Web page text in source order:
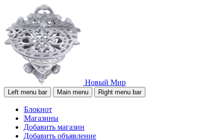
Новый Мир
Left menu bar Main menu Right menu bar
Блокнот
Магазины
Добавить магазин
Добавить объявление